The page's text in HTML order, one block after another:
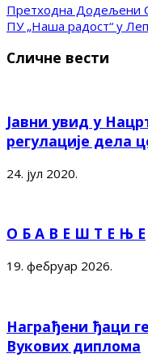
Претходна Додељени
ПУ „Наша радост“ у
Сличне вести
Јавни увид у
регулације дела
24. јул 2020.
О Б А В Е Ш Т Е Њ Е
19. фебруар 2026.
Награђени ђаци
Вукових диплома